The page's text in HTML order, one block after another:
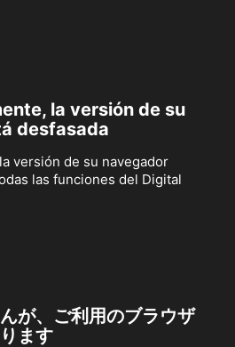
la versión de su
desfasada
versión de su navegador
las funciones del Digital
が、ご利用のブラウザ
ます